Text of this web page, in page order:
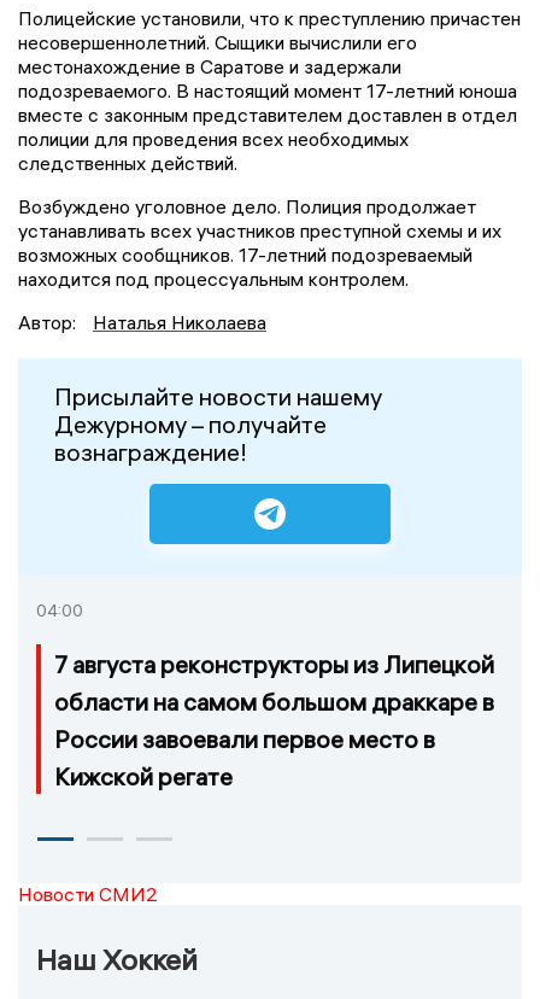
Полицейские установили, что к преступлению причастен
несовершеннолетний. Сыщики вычислили его
местонахождение в Саратове и задержали
подозреваемого. В настоящий момент 17-летний юноша
вместе с законным представителем доставлен в отдел
полиции для проведения всех необходимых
следственных действий.
Возбуждено уголовное дело. Полиция продолжает
устанавливать всех участников преступной схемы и их
возможных сообщников. 17-летний подозреваемый
находится под процессуальным контролем.
Автор:
Наталья Николаева
Присылайте новости нашему
Дежурному – получайте
вознаграждение!
04:00
7 августа реконструкторы из Липецкой
области на самом большом драккаре в
России завоевали первое место в
Кижской регате
Новости СМИ2
Наш Хоккей